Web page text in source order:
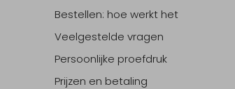
Bestellen: hoe werkt het
Veelgestelde vragen
Persoonlijke proefdruk
Prijzen en betaling